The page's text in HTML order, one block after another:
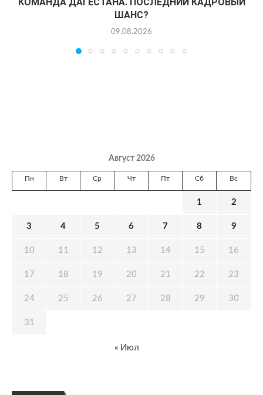
ШАНС?
09.08.2026
Август 2026
Пн Вт Ср Чт Пт Сб Вс
1 2
3 4 5 6 7 8 9
10 11 12 13 14 15 16
17 18 19 20 21 22 23
24 25 26 27 28 29 30
31
« Июл